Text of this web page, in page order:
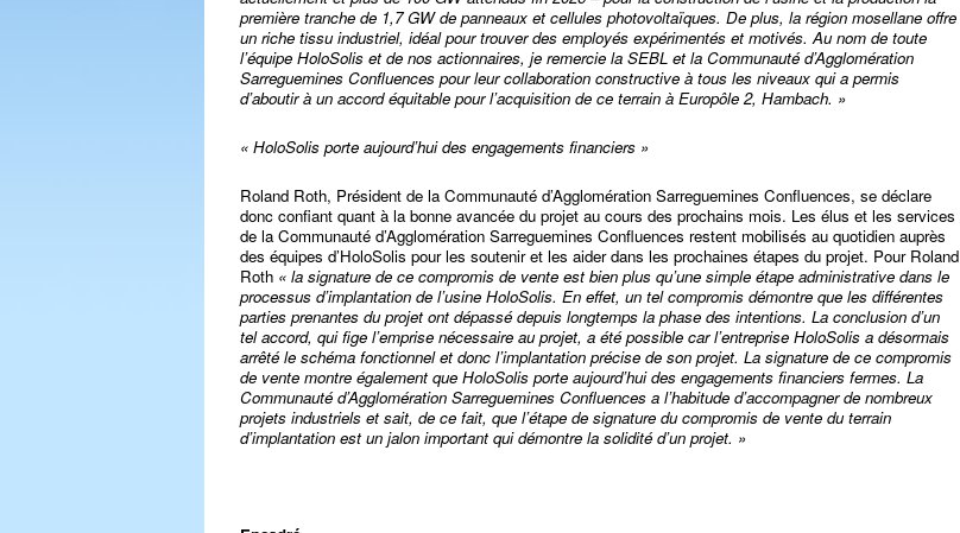
première tranche de 1,7 GW de panneaux et cellules photovoltaïques. De plus, la région mosellane offre
un riche tissu industriel, idéal pour trouver des employés expérimentés et motivés. Au nom de toute
l’équipe HoloSolis et de nos actionnaires, je remercie la SEBL et la Communauté d’Agglomération
Sarreguemines Confluences pour leur collaboration constructive à tous les niveaux qui a permis
d’aboutir à un accord équitable pour l’acquisition de ce terrain à Europôle 2, Hambach. »
« HoloSolis porte aujourd’hui des engagements financiers »
Roland Roth, Président de la Communauté d’Agglomération Sarreguemines Confluences, se déclare
donc confiant quant à la bonne avancée du projet au cours des prochains mois. Les élus et les services
de la Communauté d’Agglomération Sarreguemines Confluences restent mobilisés au quotidien auprès
des équipes d’HoloSolis pour les soutenir et les aider dans les prochaines étapes du projet. Pour Roland
Roth « la signature de ce compromis de vente est bien plus qu’une simple étape administrative dans le
processus d’implantation de l’usine HoloSolis. En effet, un tel compromis démontre que les différentes
parties prenantes du projet ont dépassé depuis longtemps la phase des intentions. La conclusion d’un
tel accord, qui fige l’emprise nécessaire au projet, a été possible car l’entreprise HoloSolis a désormais
arrêté le schéma fonctionnel et donc l’implantation précise de son projet. La signature de ce compromis
de vente montre également que HoloSolis porte aujourd’hui des engagements financiers fermes. La
Communauté d’Agglomération Sarreguemines Confluences a l’habitude d’accompagner de nombreux
projets industriels et sait, de ce fait, que l’étape de signature du compromis de vente du terrain
d’implantation est un jalon important qui démontre la solidité d’un projet. »